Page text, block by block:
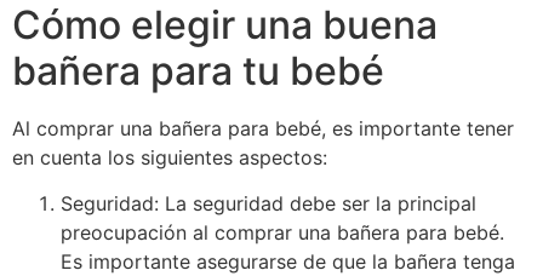
Cómo elegir una buena
bañera para tu bebé
Al comprar una bañera para bebé, es importante tener
en cuenta los siguientes aspectos:
Seguridad: La seguridad debe ser la principal
preocupación al comprar una bañera para bebé.
Es importante asegurarse de que la bañera tenga